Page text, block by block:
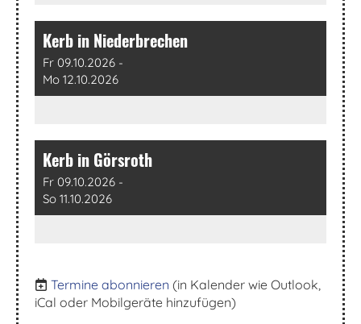
Kerb in Niederbrechen
Fr 09.10.2026 -
Mo 12.10.2026
Kerb in Görsroth
Fr 09.10.2026 -
So 11.10.2026
Termine abonnieren (in Kalender wie Outlook,
iCal oder Mobilgeräte hinzufügen)